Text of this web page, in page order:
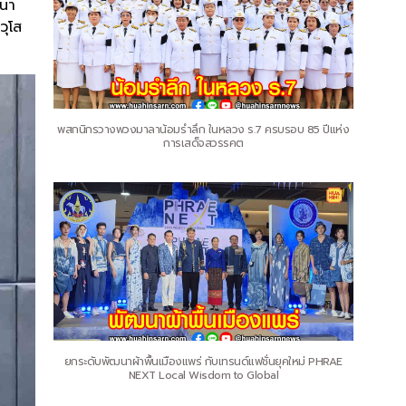
า
โส
พสกนิกรวางพวงมาลาน้อมรำลึก ในหลวง ร.7 ครบรอบ 85 ปีแห่ง
การเสด็จสวรรคต
ยกระดับพัฒนาผ้าพื้นเมืองแพร่ กับเทรนด์แฟชั่นยุคใหม่ PHRAE
NEXT Local Wisdom to Global